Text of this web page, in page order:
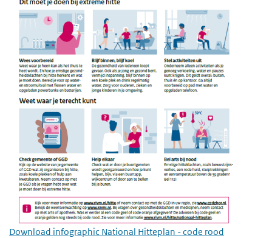
Download infographic National Hitteplan - code rood